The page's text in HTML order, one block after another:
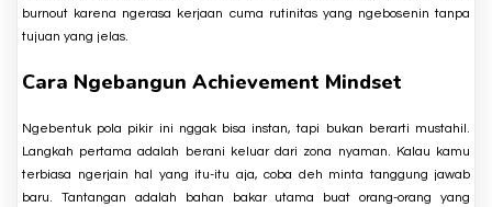
burnout karena ngerasa kerjaan cuma rutinitas yang ngebosenin tanpa
tujuan yang jelas.
Cara Ngebangun Achievement Mindset
Ngebentuk pola pikir ini nggak bisa instan, tapi bukan berarti mustahil.
Langkah pertama adalah berani keluar dari zona nyaman. Kalau kamu
terbiasa ngerjain hal yang itu-itu aja, coba deh minta tanggung jawab
baru. Tantangan adalah bahan bakar utama buat orang-orang yang